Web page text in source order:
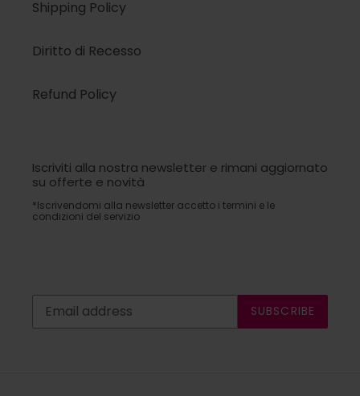
Shipping Policy
Diritto di Recesso
Refund Policy
Iscriviti alla nostra newsletter e rimani aggiornato
su offerte e novità
*Iscrivendomi alla newsletter accetto i termini e le
condizioni del servizio
SUBSCRIBE